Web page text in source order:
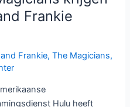
Frankie
Frankie,The Magicians,
Hulu heeft